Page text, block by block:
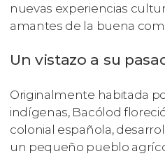
nuevas experiencias
amantes de la buena
Un vistazo a su
Originalmente habitada
indígenas, Bacólod
colonial española,
un pequeño pueblo